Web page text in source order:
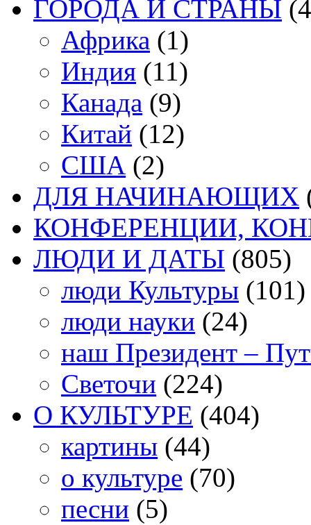
ГОРОДА И СТРАНЫ
Африка (1)
Индия (11)
Канада (9)
Китай (12)
США (2)
ДЛЯ НАЧИНАЮЩИХ
КОНФЕРЕНЦИИ,
ЛЮДИ И ДАТЫ (805)
люди Культуры (101)
люди науки (24)
наш Президент –
Светочи (224)
О КУЛЬТУРЕ (404)
картины (44)
о культуре (70)
песни (5)